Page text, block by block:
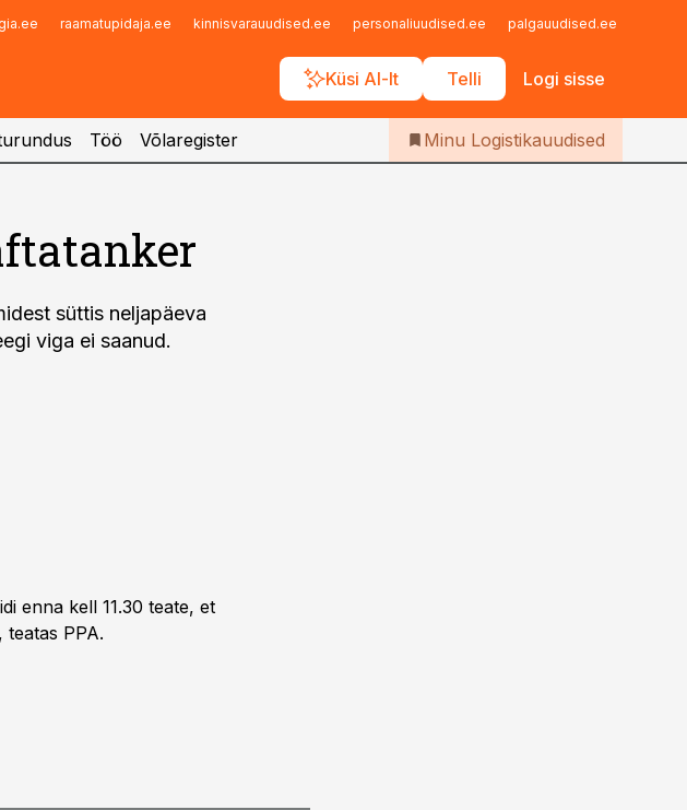
raamatupidaja.ee kinnisvarauudised.ee personaliuudised.ee palgauudised.ee
Küsi AI-lt Telli Logi sisse
Iseteenindus
Telli Logistikauudised
Töö Võlaregister Minu Logistikauudised
süttis neljapäeva
viga ei saanud.
enna kell 11.30 teate, et
teatas PPA.